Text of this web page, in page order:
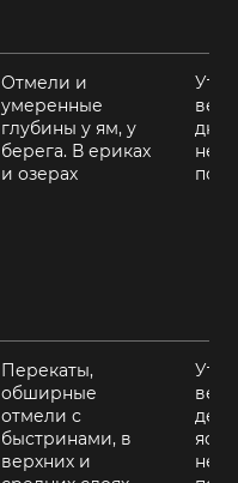
Отмели и
умеренные
глубины у ям, у
берега. В ериках
и озерах
Перекаты,
обширные
отмели с
быстринами, в
верхних и